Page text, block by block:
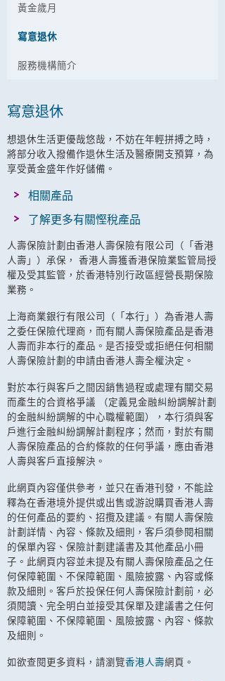
黃金歲月
寫意退休
服務機構簡介
寫意退休
想退休生活更優哉悠哉，不妨在年輕拼搏之時，
將部分收入撥備作退休生活及醫療開支預算，為
享受黃金盛年作好儲備。
相關產品
了解更多有關慳稅產品
人壽保險計劃由香港人壽保險有限公司（「香港
人壽」）承保， 香港人壽獲香港保險業監管局授
權及受其監管，於香港特別行政區經營長期保險
業務。
上海商業銀行有限公司（「本行」）為香港人壽
之委任保險代理商，而有關人壽保險產品是香港
人壽而非本行的產品。是否接受或拒絕任何相關
人壽保險計劃的申請由香港人壽全權決定。
對於本行與客戶之間因銷售過程或處理有關交易
而產生的合資格爭議 （定義見金融糾紛調解計劃
的金融糾紛調解的中心職權範圍），本行須與客
戶進行金融糾紛調解計劃程序；然而，對於有關
人壽保險產品的合約條款的任何爭議，應由香港
人壽與客戶直接解決。
此網頁內容僅供參考，並只在香港刊發，不能詮
釋為在香港境外提供或出售或游說購買香港人壽
的任何產品的要約、招攬及建議。有關人壽保險
計劃詳情、內容、條款及細則，客戶須參閱相關
的保單內容、保險計劃建議書及其他產品小冊
子。此網頁内容並未提及有關人壽保險產品之任
何保障範圍、不保障範圍、風險披露、內容或條
款及細則。客戶於投保任何人壽保險計劃前，必
須閱讀、完全明白並接受其保單及建議書之任何
保障範圍、不保障範圍、風險披露、內容、條款
及細則。
如欲查閱更多資料，請瀏覽香港人壽網頁。